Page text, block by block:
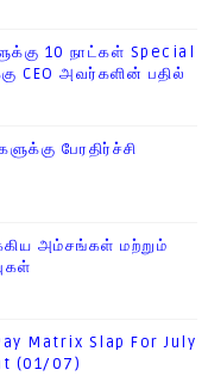
10 நாட்கள் Special
CEO அவர்களின் பதில்
பேரதிர்ச்சி
அம்சங்கள் மற்றும்
Matrix Slap For July
(01/07)